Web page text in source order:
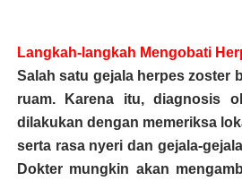
Langkah-langkah Mengobati
Salah satu gejala herpes zoster
ruam. Karena itu, diagnosis
dilakukan dengan memeriksa
serta rasa nyeri dan gejala-
Dokter mungkin akan